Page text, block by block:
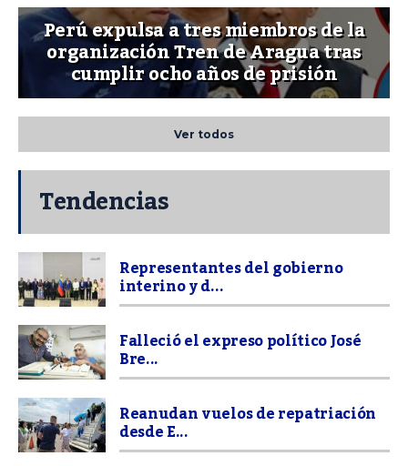
Perú expulsa a tres miembros de la
organización Tren de Aragua tras
cumplir ocho años de prisión
Ver todos
Tendencias
Representantes del gobierno
interino y d...
Falleció el expreso político José
Bre...
Reanudan vuelos de repatriación
desde E...